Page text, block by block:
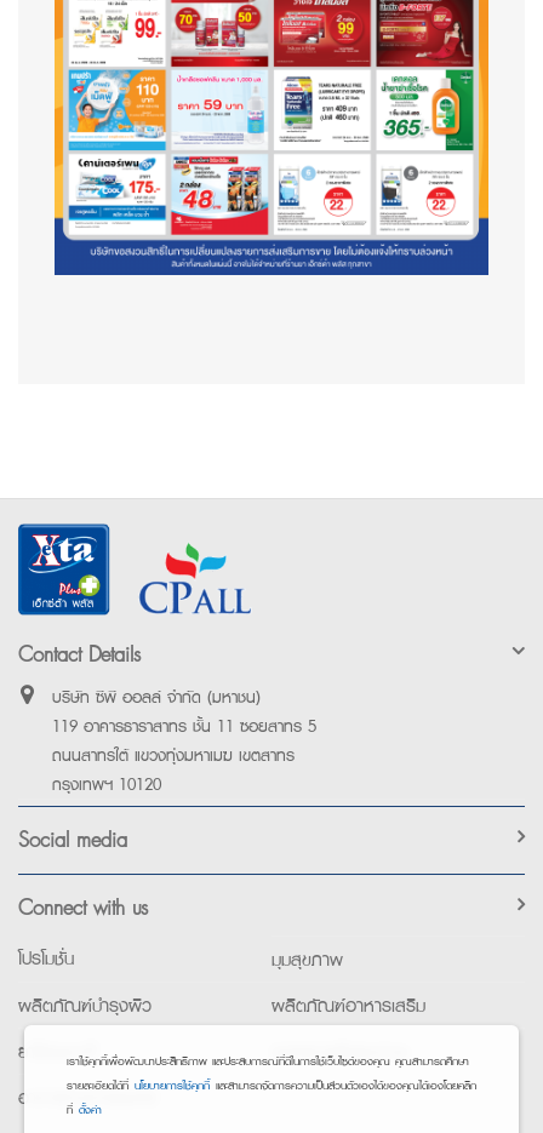
Contact Details
บริษัท ซีพี ออลล์ จำกัด (มหาชน)
119 อาคารธาราสาทร ชั้น 11 ซอยสาทร 5
ถนนสาทรใต้ แขวงทุ่งมหาเมฆ เขตสาทร
กรุงเทพฯ 10120
Social media
Connect with us
โปรโมชั่น
มุมสุขภาพ
ผลิตภัณฑ์บำรุงผิว
ผลิตภัณฑ์อาหารเสริม
ยาใช้เฉพาะที่
อุปกรณ์เพื่อสุขภาพ
อาหารทางการแพทย์
เราใช้คุกกี้เพื่อพัฒนาประสิทธิภาพ และประสบการณ์ที่ดีในการใช้เว็บไซต์ของคุณ คุณสามารถศึกษา
รายละเอียดได้ที่ นโยบายการใช้คุกกี้ และสามารถจัดการความเป็นส่วนตัวเองได้ของคุณได้เองโดยคลิก
ที่ ตั้งค่า